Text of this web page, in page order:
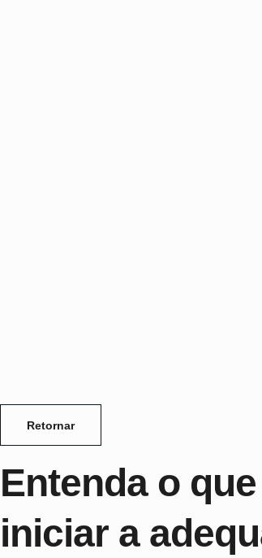
Retornar
Entenda o
iniciar a